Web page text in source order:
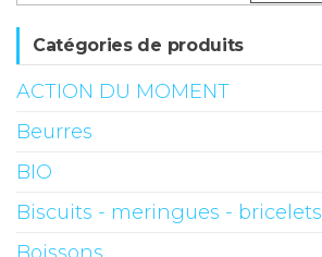
Catégories de produits
ACTION DU MOMENT
Beurres
BIO
Biscuits - meringues - bricelets